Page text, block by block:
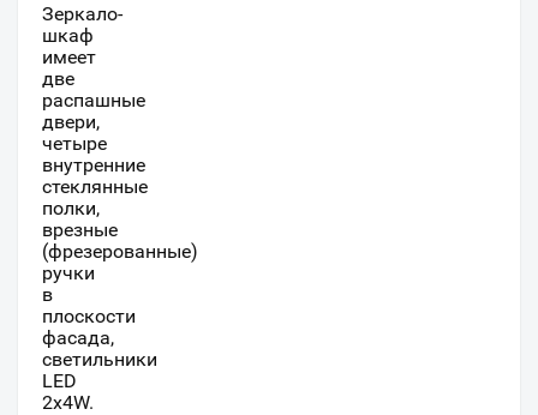
Зеркало-
шкаф
имеет
две
распашные
двери,
четыре
внутренние
стеклянные
полки,
врезные
(фрезерованные)
ручки
в
плоскости
фасада,
светильники
LED
2x4W.